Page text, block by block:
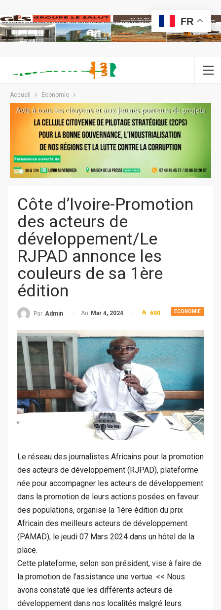
Accueil Economie
Côte d’Ivoire-Promotion
des acteurs de
développement/Le
RJPAD annonce les
couleurs de sa 1ère
édition
ECONOMIE
Par Admin Au Mar 4, 2024 690
Le réseau des journalistes Africains pour la promotion
des acteurs de développement (RJPAD), plateforme
née pour accompagner les acteurs de développement
dans la promotion de leurs actions posées en faveur
des populations, organise la 1ère édition du prix
Africain des meilleurs acteurs de développement
(PAMAD), le jeudi 07 Mars 2024 dans un hôtel de la
place.
Cette plateforme, selon son président, vise à faire de
la promotion de l’assistance une vertue. << Nous
avons constaté que les différents acteurs de
développement dans nos localités malgré leurs
FR